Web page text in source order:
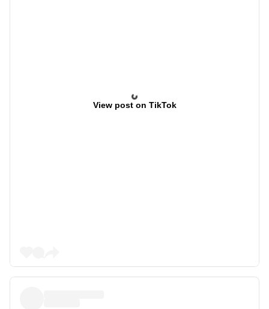
View post on TikTok